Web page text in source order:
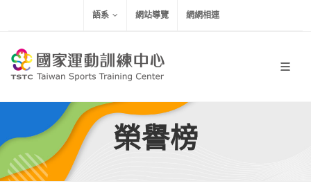
語系 網站導覽 網網相連
榮譽榜